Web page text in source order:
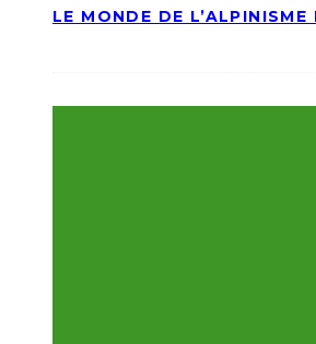
LE MONDE DE L’ALPINISME